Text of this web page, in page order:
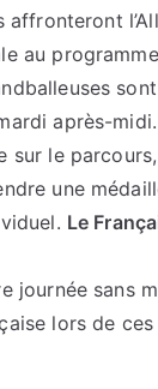
affronteront
au
après-midi.
sur le
une
Le
journée sans
lors de ces